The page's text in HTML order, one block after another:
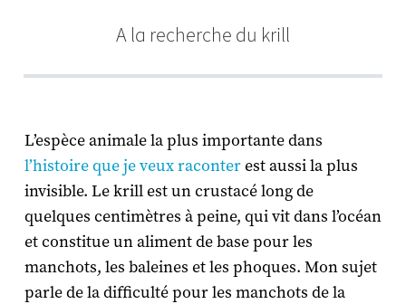
A la recherche du krill
L’espèce animale la plus importante dans
l’histoire que je veux raconterest aussi la plus
invisible. Le krill est un crustacé long de
quelques centimètres à peine, qui vit dans l’océan
et constitue un aliment de base pour les
manchots, les baleines et les phoques. Mon sujet
parle de la difficulté pour les manchots de la